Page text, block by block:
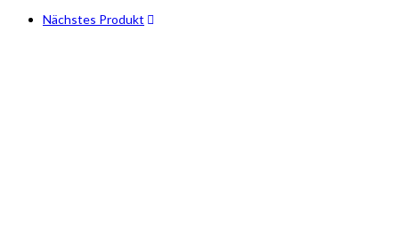
Nächstes Produkt